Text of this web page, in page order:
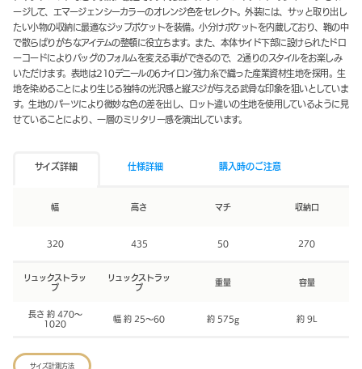
ージして、エマージェンシーカラーのオレンジ色をセレクト。外装には、サッと取り出し
たい小物の収納に最適なジップポケットを装備。小分けポケットを内蔵しており、鞄の中
で散らばりがちなアイテムの整頓に役立ちます。また、本体サイド下部に設けられたドロ
ーコードによりバッグのフォルムを変える事ができるので、2通りのスタイルをお楽しみ
いただけます。表地は210デニールの6ナイロン強力糸で織った産業資材生地を採用。生
地を染めることにより生じる独特の光沢感と縦スジが与える武骨な印象を狙いとしていま
す。生地のパーツにより微妙な色の差を出し、ロット違いの生地を使用しているように見
せていることにより、一層のミリタリー感を演出しています。
サイズ詳細 仕様詳細 購入時のご注意
幅
320
高さ
435
マチ
50
収納口
270
リュックストラッ
プ
長さ 約 470～
1020
リュックストラッ
プ
幅 約 25～60
重量
約 575g
容量
約 9L
サイズ計測方法